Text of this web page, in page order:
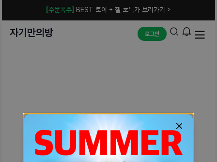
[주문폭주] BEST 토이 + 젤 초특가 보러가기 >
자기만의방 로그인
예상치 못한 에러입니다.